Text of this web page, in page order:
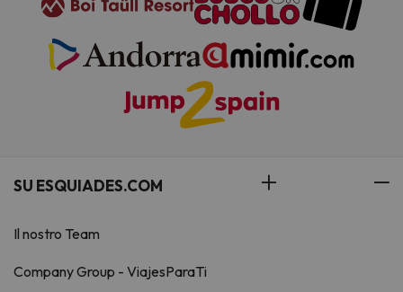
SU ESQUIADES.COM
Il nostro Team
Company Group - ViajesParaTi